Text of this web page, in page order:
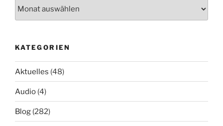
KATEGORIEN
Aktuelles (48)
Audio (4)
Blog (282)